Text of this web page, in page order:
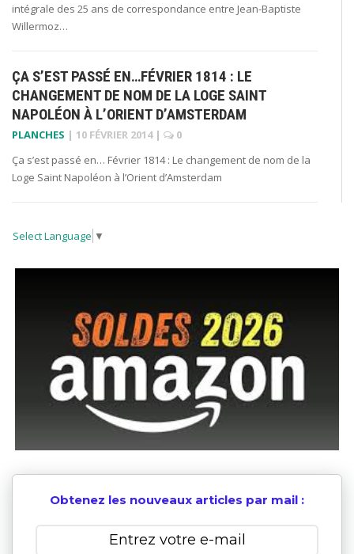
intégrale des 25 ans de correspondance entre Jean-Baptiste
Willermoz…
ÇA S’EST PASSÉ EN…FÉVRIER 1814 : LE
CHANGEMENT DE NOM DE LA LOGE SAINT
NAPOLÉON À L’ORIENT D’AMSTERDAM
PLANCHES | 10 FÉVRIER 2014 |
0
Ça s’est passé en… Février 1814 : Le changement de nom de la
Loge Saint Napoléon à l’Orient d’Amsterdam
Select Language ▼
Obtenez les nouveaux articles par mail :